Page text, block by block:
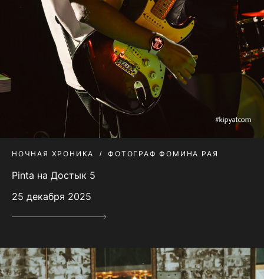
НОЧНАЯ ХРОНИКА ФОТОГРАФ ФОМИНА РАЯ
Pinta на Достык 5
25 декабря 2025